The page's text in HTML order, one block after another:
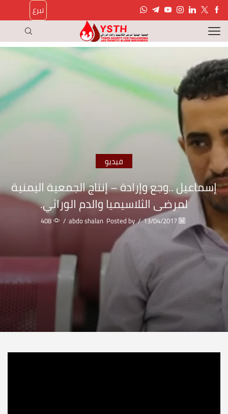
تبرع
فيديو
إسماعيل ..وجع وإرادة – إنتاج الجمعية اليمنية
لمرضى الثلاسيميا والدم الوراثي.
/
Posted by
abdo shalan
/
408